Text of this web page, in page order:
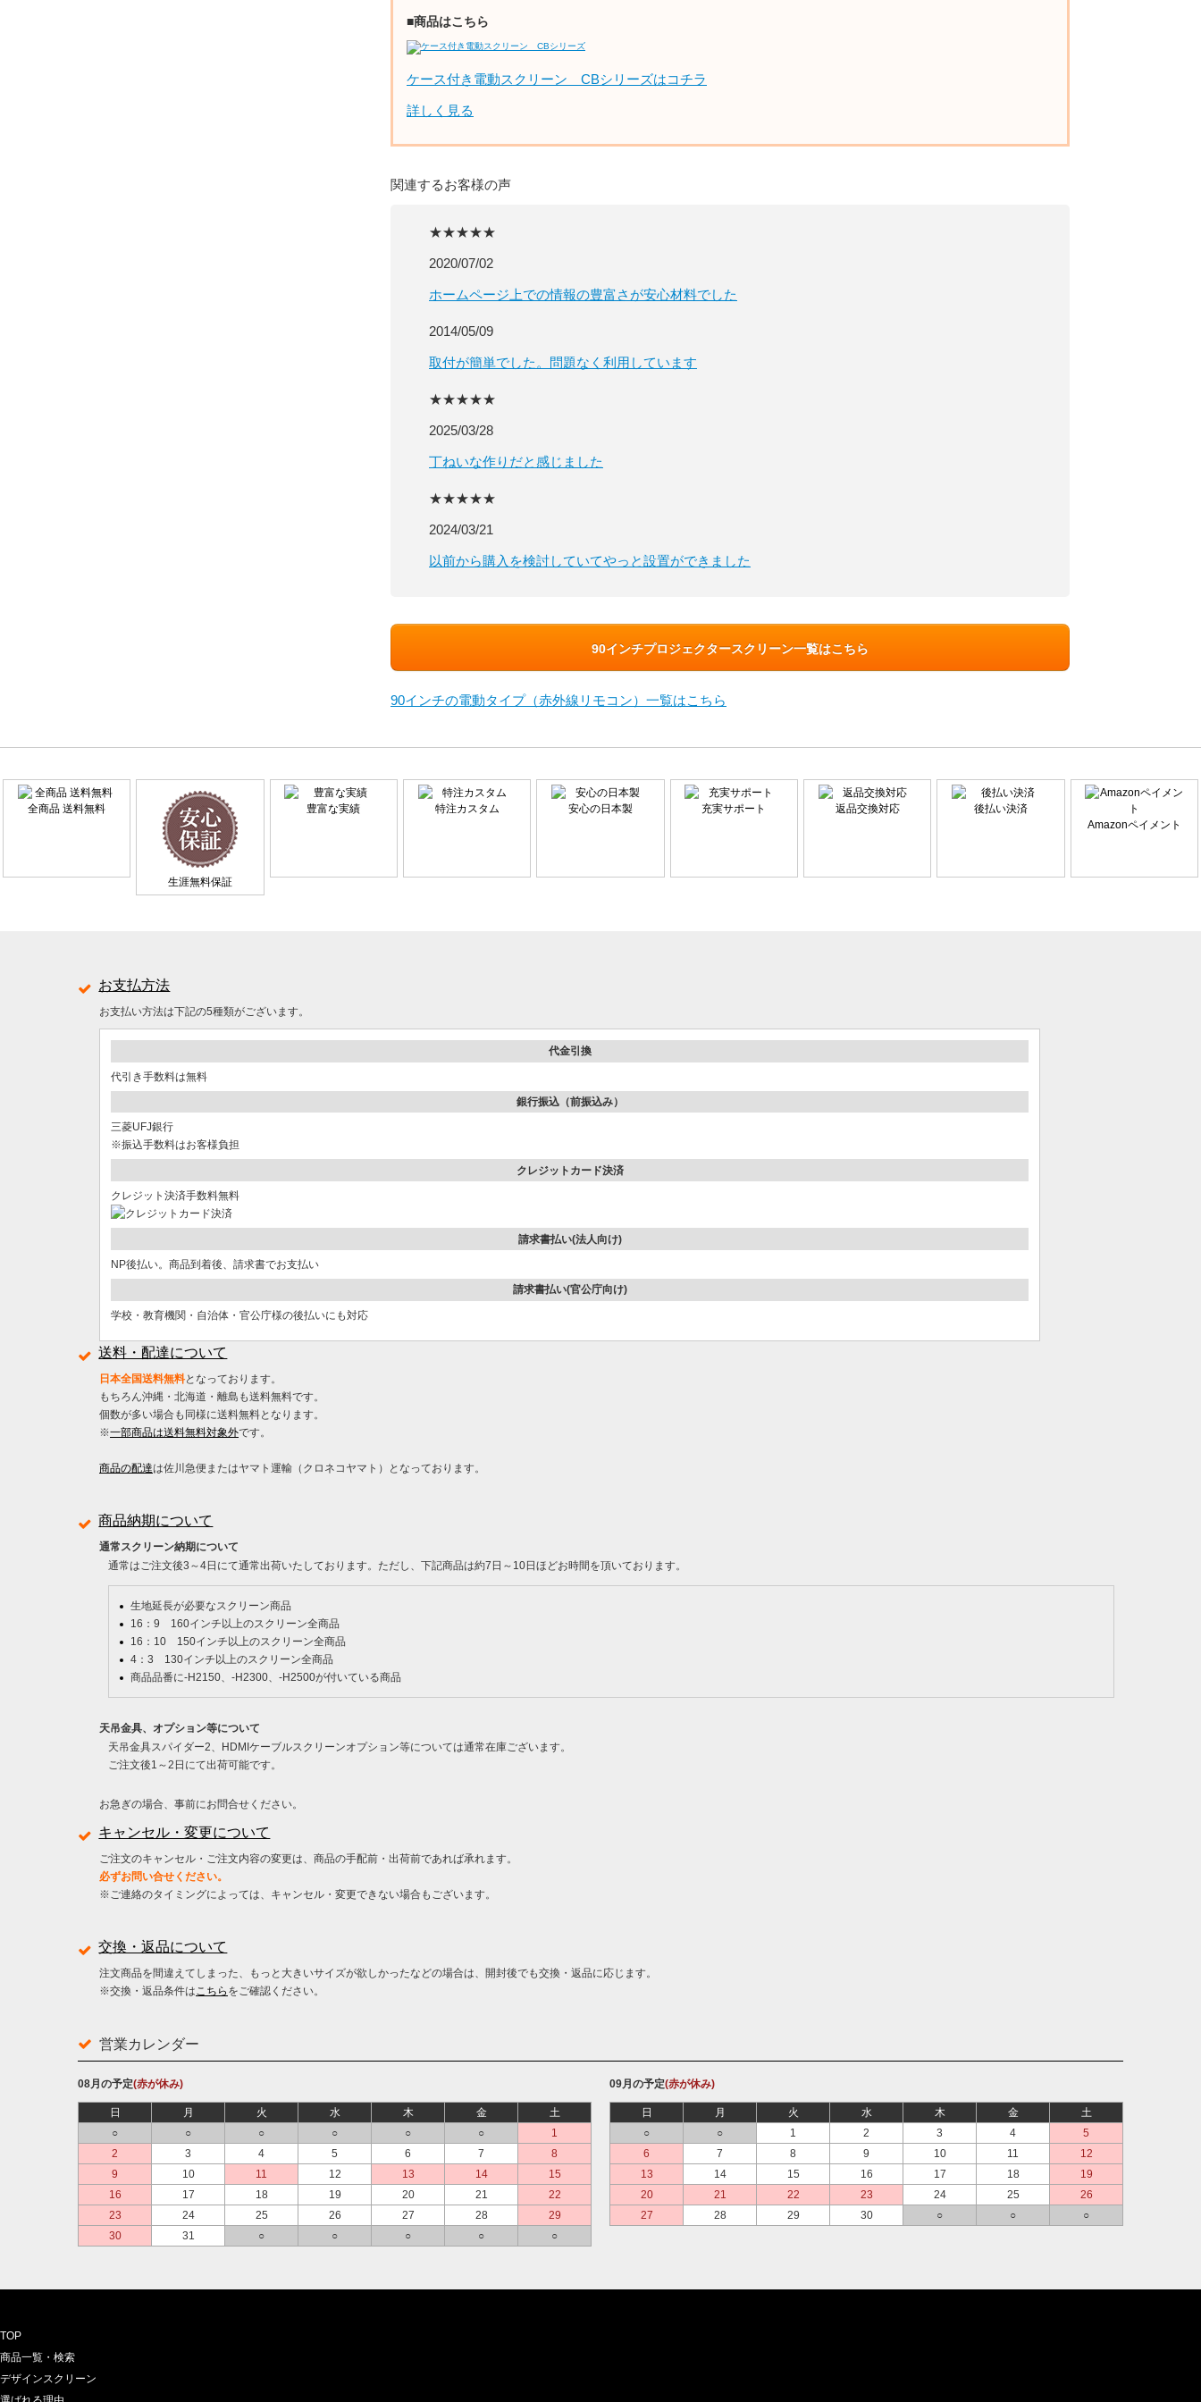
■商品はこちら
ケース付き電動スクリーン CBシリーズはコチラ
詳しく見る
関連するお客様の声
★★★★★
2020/07/02
ホームページ上での情報の豊富さが安心材料でした
2014/05/09
取付が簡単でした。問題なく利用しています
★★★★★
2025/03/28
丁ねいな作りだと感じました
★★★★★
2024/03/21
以前から購入を検討していてやっと設置ができました
90インチプロジェクタースクリーン一覧はこちら
90インチの電動タイプ（赤外線リモコン）一覧はこちら
全商品 送料無料
生涯無料保証
豊富な実績 特注カスタム 安心の日本製 充実サポート 返品交換対応
後払い決済
Amazonペイメント
お支払方法
お支払い方法は下記の5種類がございます。
代金引換
代引き手数料は無料
銀行振込（前振込み）
三菱UFJ銀行
※振込手数料はお客様負担
クレジットカード決済
クレジット決済手数料無料
請求書払い(法人向け)
NP後払い。商品到着後、請求書でお支払い
請求書払い(官公庁向け)
学校・教育機関・自治体・官公庁様の後払いにも対応
送料・配達について
日本全国送料無料となっております。
もちろん沖縄・北海道・離島も送料無料です。
個数が多い場合も同様に送料無料となります。
※一部商品は送料無料対象外です。
商品の配達は佐川急便またはヤマト運輸（クロネコヤマト）となっております。
商品納期について
通常スクリーン納期について
通常はご注文後3～4日にて通常出荷いたしております。ただし、下記商品は約7日～10日ほどお時間を頂いております。
生地延長が必要なスクリーン商品
16：9 160インチ以上のスクリーン全商品
16：10 150インチ以上のスクリーン全商品
4：3 130インチ以上のスクリーン全商品
商品品番に-H2150、-H2300、-H2500が付いている商品
天吊金具、オプション等について
天吊金具スパイダー2、HDMIケーブルスクリーンオプション等については通常在庫ございます。
ご注文後1～2日にて出荷可能です。
お急ぎの場合、事前にお問合せください。
キャンセル・変更について
ご注文のキャンセル・ご注文内容の変更は、商品の手配前・出荷前であれば承れます。
必ずお問い合せください。
※ご連絡のタイミングによっては、キャンセル・変更できない場合もございます。
交換・返品について
注文商品を間違えてしまった、もっと大きいサイズが欲しかったなどの場合は、開封後でも交換・返品に応じます。
※交換・返品条件は こちら をご確認ください。
営業カレンダー
08月の予定(赤が休み)
日 月 火 水 木 金
土
○
○ ○ ○ ○ ○
1
2
3 4 5 6 7
8
9
10 11 12 13 14
15
16
17 18 19 20 21
22
23
24 25 26 27 28
29
30
31 ○ ○ ○ ○ ○
09月の予定(赤が休み)
日 月 火 水 木 金
土
○
○ 1 2 3 4
5
6
7 8 9 10 11
12
13
14 15 16 17 18
19
20
21 22 23 24 25
26
27
28 29 30 ○ ○ ○
TOP
商品一覧・検索
デザインスクリーン